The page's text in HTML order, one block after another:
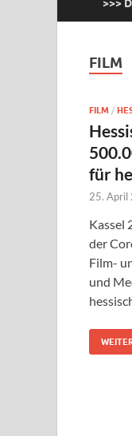
>>>
FILM
FILM /
für
25. April
Kassel
der
Film-
und